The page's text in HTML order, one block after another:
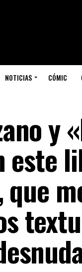
NOTICIAS CÓMIC
y